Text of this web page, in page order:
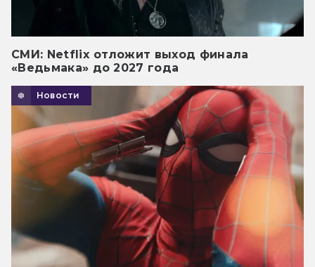
СМИ: Netflix отложит выход финала
«Ведьмака» до 2027 года
Новости